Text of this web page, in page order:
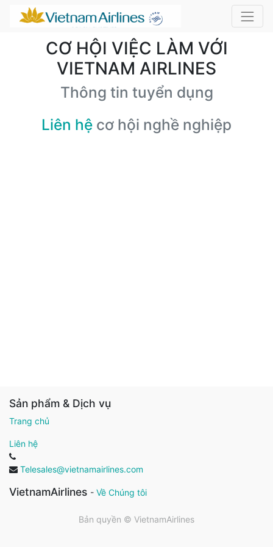
CƠ HỘI VIỆC LÀM VỚI
VIETNAM AIRLINES
Thông tin tuyển dụng
Liên hệ cơ hội nghề nghiệp
Sản phẩm & Dịch vụ
Trang chủ
Liên hệ
Telesales@vietnamairlines.com
VietnamAirlines - Về Chúng tôi
Bản quyền © VietnamAirlines